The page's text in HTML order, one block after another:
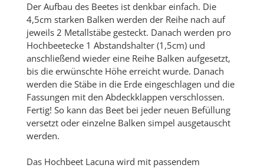
Der Aufbau des Beetes ist denkbar einfach. Die
4,5cm starken Balken werden der Reihe nach auf
jeweils 2 Metallstäbe gesteckt. Danach werden pro
Hochbeetecke 1 Abstandshalter (1,5cm) und
anschließend wieder eine Reihe Balken aufgesetzt,
bis die erwünschte Höhe erreicht wurde. Danach
werden die Stäbe in die Erde eingeschlagen und die
Fassungen mit den Abdeckklappen verschlossen.
Fertig! So kann das Beet bei jeder neuen Befüllung
versetzt oder einzelne Balken simpel ausgetauscht
werden.
Das Hochbeet Lacuna wird mit passendem